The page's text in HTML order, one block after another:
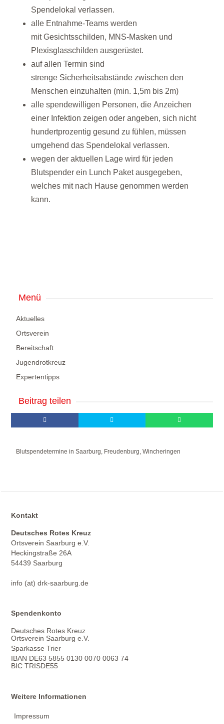
Spendelokal verlassen.
alle Entnahme-Teams werden
mit Gesichtsschilden, MNS-Masken und
Plexisglasschilden ausgerüstet.
auf allen Termin sind
strenge Sicherheitsabstände zwischen den
Menschen einzuhalten (min. 1,5m bis 2m)
alle spendewilligen Personen, die Anzeichen
einer Infektion zeigen oder angeben, sich nicht
hundertprozentig gesund zu fühlen, müssen
umgehend das Spendelokal verlassen.
wegen der aktuellen Lage wird für jeden
Blutspender ein Lunch Paket ausgegeben,
welches mit nach Hause genommen werden
kann.
Menü
Aktuelles
Ortsverein
Bereitschaft
Jugendrotkreuz
Expertentipps
Beitrag teilen
Blutspendetermine in Saarburg, Freudenburg, Wincheringen
Kontakt
Deutsches Rotes Kreuz
Ortsverein Saarburg e.V.
Heckingstraße 26A
54439 Saarburg
info (at) drk-saarburg.de
Spendenkonto
Deutsches Rotes Kreuz
Ortsverein Saarburg e.V.
Sparkasse Trier
IBAN DE63 5855 0130 0070 0063 74
BIC TRISDE55
Weitere Informationen
Impressum